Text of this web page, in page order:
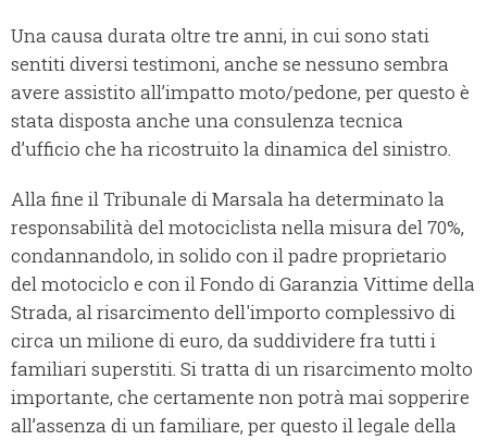
Una causa durata oltre tre anni, in cui sono stati
sentiti diversi testimoni, anche se nessuno sembra
avere assistito all’impatto moto/pedone, per questo è
stata disposta anche una consulenza tecnica
d’ufficio che ha ricostruito la dinamica del sinistro.
Alla fine il Tribunale di Marsala ha determinato la
responsabilità del motociclista nella misura del 70%,
condannandolo, in solido con il padre proprietario
del motociclo e con il Fondo di Garanzia Vittime della
Strada, al risarcimento dell'importo complessivo di
circa un milione di euro, da suddividere fra tutti i
familiari superstiti. Si tratta di un risarcimento molto
importante, che certamente non potrà mai sopperire
all’assenza di un familiare, per questo il legale della